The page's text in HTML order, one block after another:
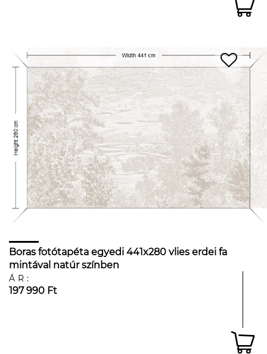
Boras fotótapéta egyedi 441x280 vlies erdei fa
mintával natúr színben
ÁR:
197 990 Ft